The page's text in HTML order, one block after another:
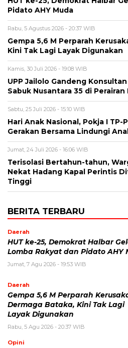
Pidato AHY Muda
Rabu, 5 Agustus 2026 - 20:37 WIB
Gempa 5,6 M Perparah
Kini Tak Lagi Layak Digunakan
Kamis, 30 Juli 2026 - 19:08 WIB
UPP Jailolo Gandeng
Sabuk Nusantara 35 di Perairan
Sabtu, 25 Juli 2026 - 15:10 WIB
Hari Anak Nasional, Pokja I TP-
Gerakan Bersama Lindungi
Jumat, 24 Juli 2026 - 16:06 WIB
Terisolasi Bertahun-tahun,
Nekat Hadang Kapal Perintis
Tinggi
BERITA TERBARU
Daerah
HUT ke-25, Demokrat Halbar
Lomba Rakyat dan Pidato AHY
Jumat, 7 Agu 2026 - 19:53 WIB
Daerah
Gempa 5,6 M Perparah
Dermaga Bataka, Kini Tak Lagi
Layak Digunakan
Rabu, 5 Agu 2026 - 20:37 WIB
Opini